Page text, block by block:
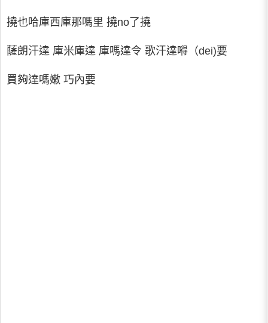
撓也哈庫西庫那嗎里 撓no了撓
薩朗汗達 庫米庫達 庫嗎達令 歌汗達嘚（dei)要
買夠達嗎嫩 巧內要